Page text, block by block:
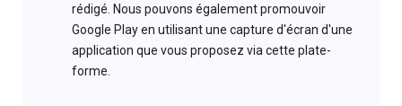
rédigé. Nous pouvons également promouvoir
Google Play en utilisant une capture d'écran d'une
application que vous proposez via cette plate-
forme.